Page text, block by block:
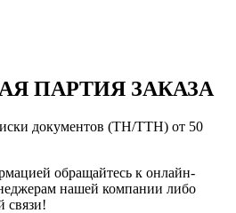
ПАРТИЯ ЗАКАЗА
документов (ТН/ТТН) от 50
обращайтесь к онлайн-
нашей компании либо
связи!